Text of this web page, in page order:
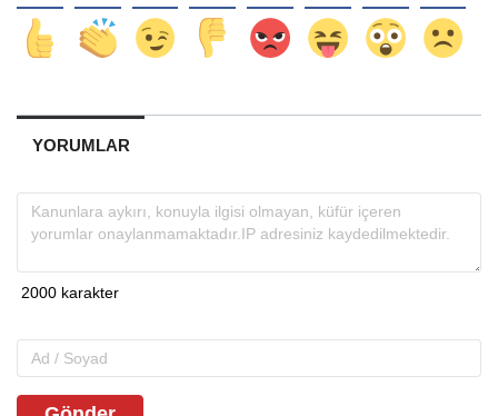
YORUMLAR